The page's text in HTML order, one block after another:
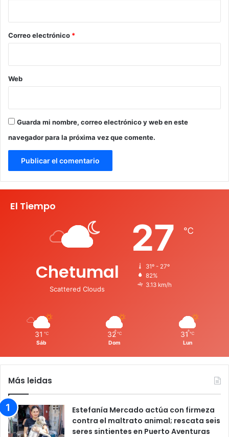
*
Correo electrónico *
Web
Guarda mi nombre, correo electrónico y web en este
navegador para la próxima vez que comente.
El Tiempo
Chetumal
Scattered Clouds
27 ℃
31º - 27º
82%
3.13 km/h
31 ℃
Sáb
32 ℃
Dom
31 ℃
Lun
Más leidas
Estefanía Mercado actúa con firmeza
contra el maltrato animal; rescata seis
seres sintientes en Puerto Aventuras